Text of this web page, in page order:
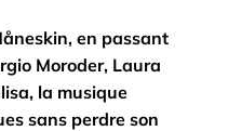
en passant
Moroder, Laura
la musique
sans perdre son